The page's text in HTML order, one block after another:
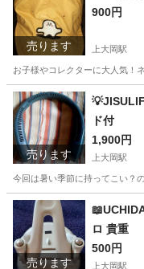
売ります
900円
上大岡駅
お子様やコレクターに大人気！
神奈川 横浜市
売ります
ド付
1,900円
上大岡駅
今回は暑い季節に持ってこい？
神奈川 横浜市
売ります
ロ 貴重
500円
上大岡駅